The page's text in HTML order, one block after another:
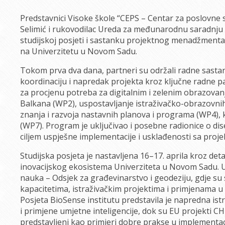
Predstavnici Visoke škole “CEPS – Centar za
Selimić i rukovodilac Ureda za međunarodnu
studijskoj posjeti i sastanku projektnog
na Univerzitetu u Novom Sadu.
Tokom prva dva dana, partneri su održali radne
koordinaciju i napredak projekta kroz ključne radne
za procjenu potreba za digitalnim i zelenim
Balkana (WP2), uspostavljanje istraživačko-
znanja i razvoja nastavnih planova i programa
(WP7). Program je uključivao i posebne radionice o
ciljem uspješne implementacije i usklađenosti sa
Studijska posjeta je nastavljena 16–17. aprila kroz
inovacijskog ekosistema Univerziteta u Novom
nauka – Odsjek za građevinarstvo i geodeziju, gdje
kapacitetima, istraživačkim projektima i primjenama
Posjeta BioSense institutu predstavila je napredna
i primjene umjetne inteligencije, dok su EU projekti
predstavljeni kao primjeri dobre prakse u